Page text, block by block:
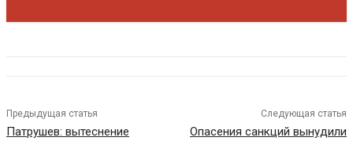
Предыдущая статья
Патрушев: вытеснение
Следующая статья
Опасения санкций вынудили